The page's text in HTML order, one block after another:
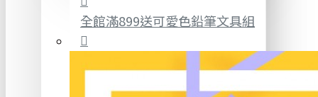
全館滿899送可愛色鉛筆文具組